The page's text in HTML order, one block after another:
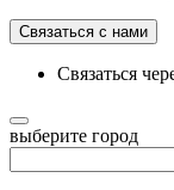
Связаться с нами
Связаться
выберите город